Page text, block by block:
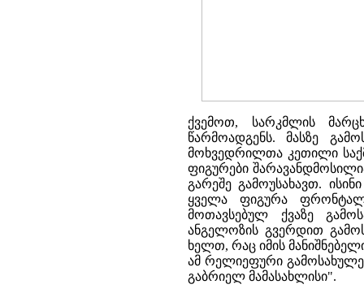
ქვემოთ, სარკმლის
წარმოადგენს. მასზე
მოხვედრილთა კეთილი
ფიგურები
გარეშე გამოუსახავთ.
ყველა ფიგურა
მოთავსებულ ქვაზე
ანგელოზის გვერდით
ხელთ, რაც იმის
ამ რელიეფური
გაბრიელ მამასახლისი".